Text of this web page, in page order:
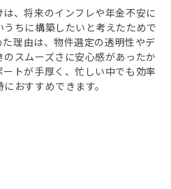
、将来のインフレや年金不安に
ちに構築したいと考えたためで
理由は、物件選定の透明性やデ
スムーズさに安心感があったか
トが手厚く、忙しい中でも効率
おすすめできます。